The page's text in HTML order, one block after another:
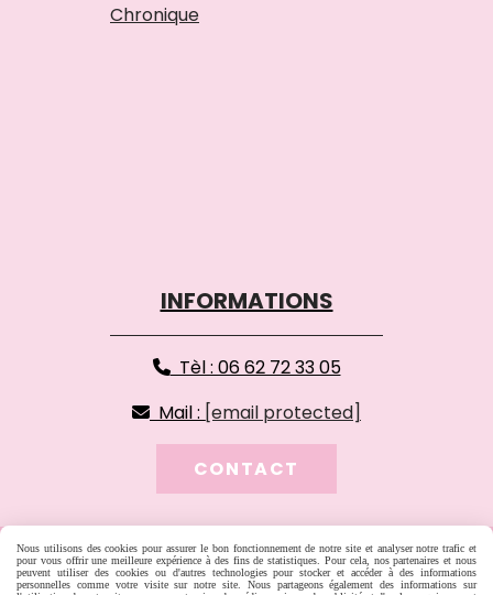
Chronique
INFORMATIONS
Tèl : 06 62 72 33 05
 Mail : [email protected]
CONTACT
MENTIONS LÉGALES
SE RÉTRACTER
POLITIQUE DE CONFIDENTIALITÉ
GESTION COOKIES
MON COMPTE
CRÉER UN SITE INTERNET
Nous utilisons des cookies pour assurer le bon fonctionnement de notre site et analyser notre trafic et
pour vous offrir une meilleure expérience à des fins de statistiques. Pour cela, nos partenaires et nous
peuvent utiliser des cookies ou d'autres technologies pour stocker et accéder à des informations
personnelles comme votre visite sur notre site. Nous partageons également des informations sur